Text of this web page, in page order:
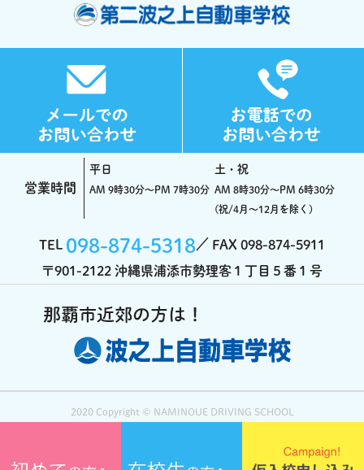
営業時間
平日
AM 9時30分～PM 7時30分
土・祝
AM 8時30分～PM 6時30分
(祝/4月～12月を除く)
TEL 098-874-5318
FAX 098-874-5911
〒901-2122 沖縄県浦添市勢理客１丁目５番１号
2020 Copyright ©️ NAMINOUE DRIVING SCHOOL